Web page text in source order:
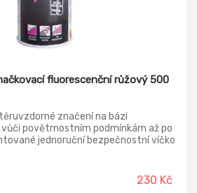
fluorescenční růžový 500
značení na bázi
povětrnostním podmínkám až po
jednoruční bezpečnostní víčko
jas fluorescenčních barevných
230 Kč